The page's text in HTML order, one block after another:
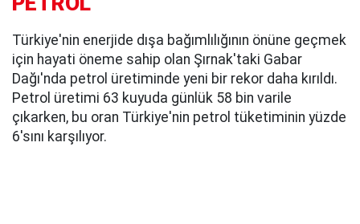
Türkiye'nin enerjide dışa bağımlılığının önüne geçmek
için hayati öneme sahip olan Şırnak'taki Gabar
Dağı'nda petrol üretiminde yeni bir rekor daha kırıldı.
Petrol üretimi 63 kuyuda günlük 58 bin varile
çıkarken, bu oran Türkiye'nin petrol tüketiminin yüzde
6'sını karşılıyor.